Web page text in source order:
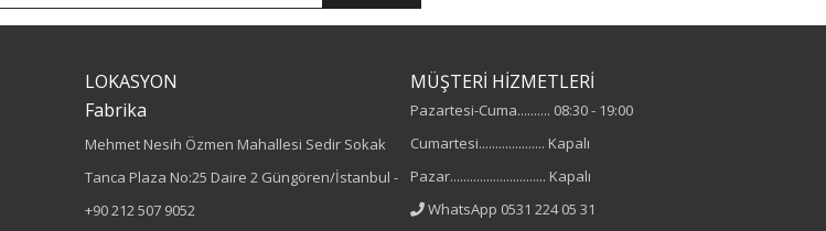
LOKASYON
Fabrika
Mehmet Nesih Özmen Mahallesi Sedir Sokak
Tanca Plaza No:25 Daire 2 Güngören/İstanbul -
+90 212 507 9052
MÜŞTERİ HİZMETLERİ
Pazartesi-Cuma.......... 08:30 - 19:00
Cumartesi.................... Kapalı
Pazar............................. Kapalı
WhatsApp 0531 224 05 31